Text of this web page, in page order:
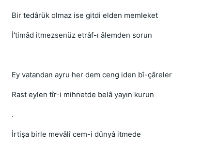
Bir tedârük olmaz ise gitdi elden memleket
İ'timâd itmezsenüz etrâf-ı âlemden sorun
Ey vatandan ayru her dem ceng iden bî-çâreler
Rast eylen tîr-i mihnetde belâ yayın kurun
.
İrtişa birle mevâlî cem-i dünyâ itmede